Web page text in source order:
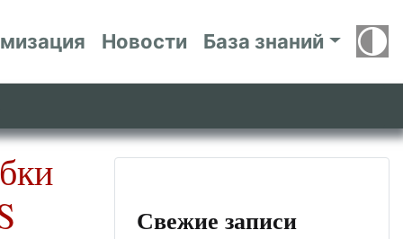
Новости База знаний
Свежие записи